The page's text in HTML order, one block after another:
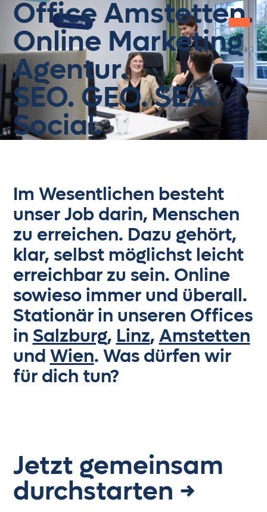
Home
Leistungen
Gipfelbuch
About us
get in touch
Office Amstetten.
Online Marketing
Agentur.
SEO. GEO. SEA.
Social.
Im Wesentlichen besteht
unser Job darin, Menschen
zu erreichen. Dazu gehört,
klar, selbst möglichst leicht
erreichbar zu sein. Online
sowieso immer und überall.
Stationär in unseren Offices
in Salzburg, Linz, Amstetten
und Wien. Was dürfen wir
für dich tun?
Jetzt gemeinsam
durchstarten →